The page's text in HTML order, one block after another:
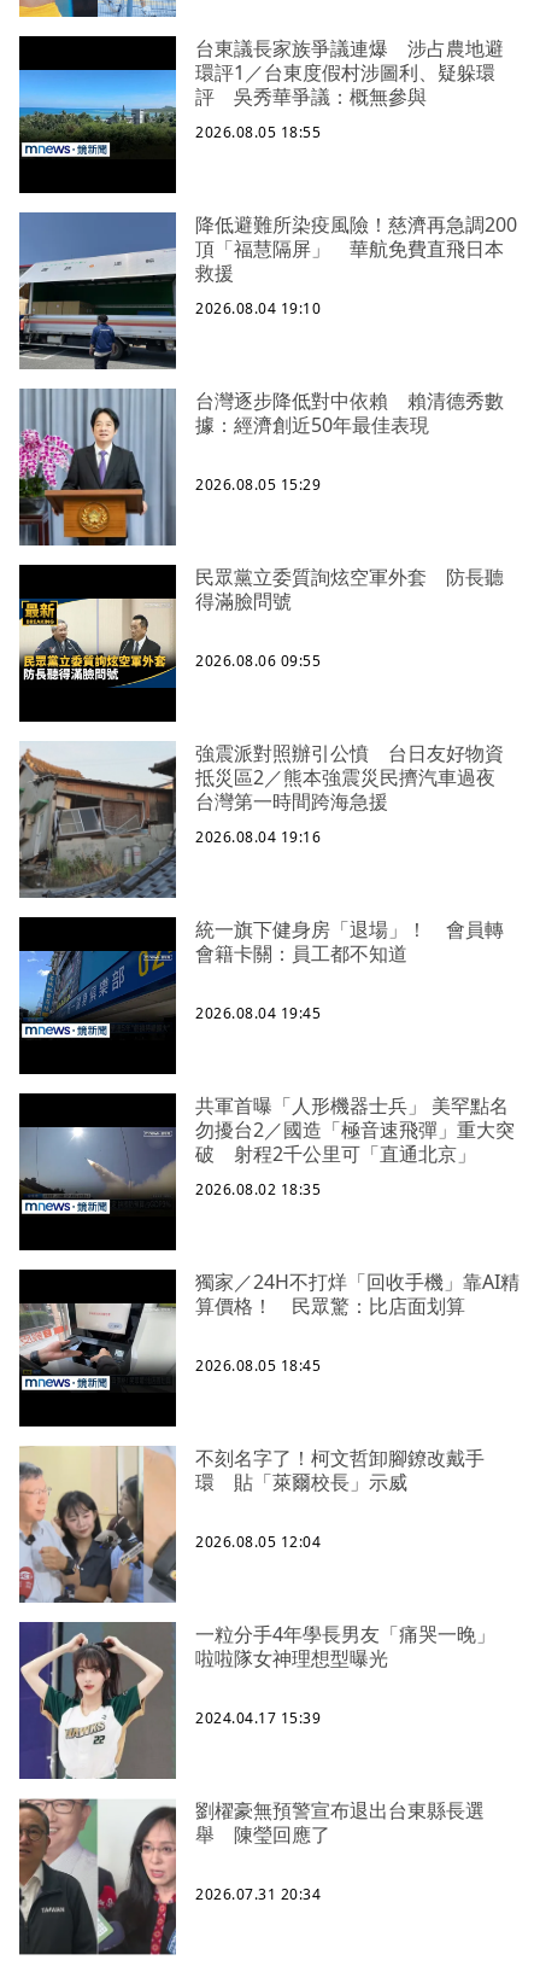
台東議長家族爭議連爆 涉占農地避
環評1／台東度假村涉圖利、疑躲環
評 吳秀華爭議：概無參與
2026.08.05 18:55
降低避難所染疫風險！慈濟再急調200
頂「福慧隔屏」 華航免費直飛日本
救援
2026.08.04 19:10
台灣逐步降低對中依賴 賴清德秀數
據：經濟創近50年最佳表現
2026.08.05 15:29
民眾黨立委質詢炫空軍外套 防長聽
得滿臉問號
2026.08.06 09:55
強震派對照辦引公憤 台日友好物資
抵災區2／熊本強震災民擠汽車過夜
台灣第一時間跨海急援
2026.08.04 19:16
統一旗下健身房「退場」！ 會員轉
會籍卡關：員工都不知道
2026.08.04 19:45
共軍首曝「人形機器士兵」 美罕點名
勿擾台2／國造「極音速飛彈」重大突
破 射程2千公里可「直通北京」
2026.08.02 18:35
獨家／24H不打烊「回收手機」靠AI精
算價格！ 民眾驚：比店面划算
2026.08.05 18:45
不刻名字了！柯文哲卸腳鐐改戴手
環 貼「萊爾校長」示威
2026.08.05 12:04
一粒分手4年學長男友「痛哭一晚」
啦啦隊女神理想型曝光
2024.04.17 15:39
劉櫂豪無預警宣布退出台東縣長選
舉 陳瑩回應了
2026.07.31 20:34